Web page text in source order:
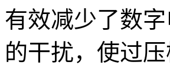
有效减少了数
的干扰，使过